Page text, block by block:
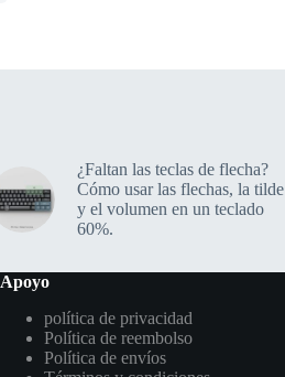
¿Faltan las teclas de flecha?
Cómo usar las flechas, la tilde
y el volumen en un teclado
60%.
Apoyo
política de privacidad
Política de reembolso
Política de envíos